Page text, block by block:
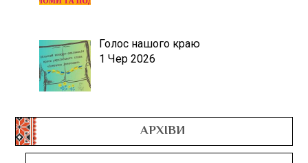
Голос нашого краю
1 Чер 2026
АРХІВИ